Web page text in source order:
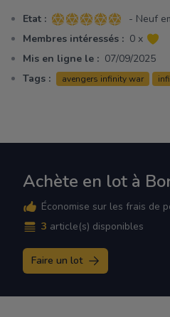
Etat : 5 sur 5 étoiles
- Neuf
Membres intéressés : 0 x
Mis en ligne le : 07/09/2025
Tags :
avengers infinity war
Achète en lot à
Économise sur les frais de
3 article(s) disponibles
Faire un lot